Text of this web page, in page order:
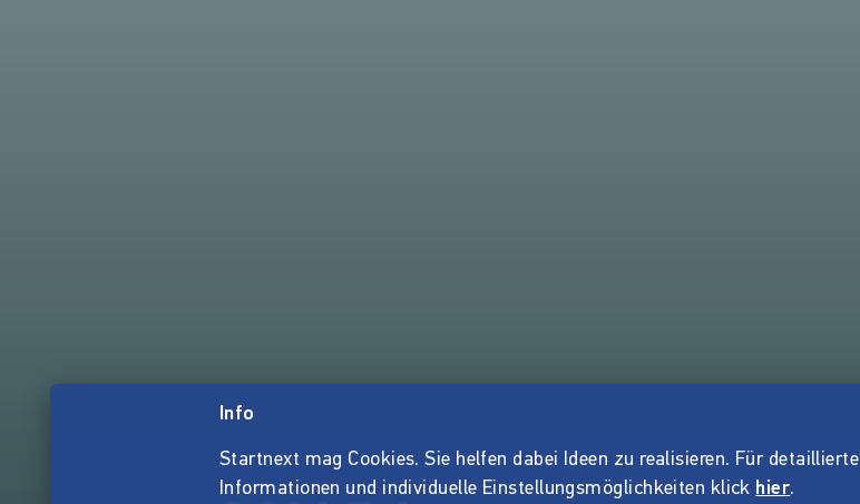
Info
Startnext mag Cookies. Sie helfen dabei Ideen zu realisieren. Für detaillierte
Informationen und individuelle Einstellungsmöglichkeiten klick hier.